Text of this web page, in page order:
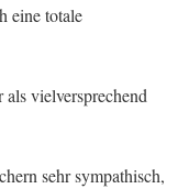
eine totale
vielversprechend
sehr sympathisch,